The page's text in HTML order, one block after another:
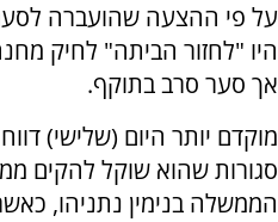
על פי ההצעה שהועברה
היו "לחזור הביתה" לחיק
אך סער סרב בתוקף.
מוקדם יותר היום (שלישי)
סגורות שהוא שוקל להקים
הממשלה בנימין נתניהו,